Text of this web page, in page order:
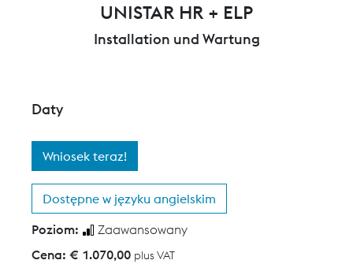
UNISTAR HR + ELP
Installation und Wartung
Daty
Wniosek teraz!
Dostępne w języku angielskim
Poziom:
Zaawansowany
Cena: € 1.070,00 plus VAT